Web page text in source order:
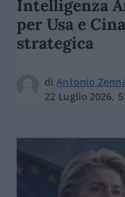
Intelligenza
per Usa e
strategica
diAntonio
22 Luglio 2026,